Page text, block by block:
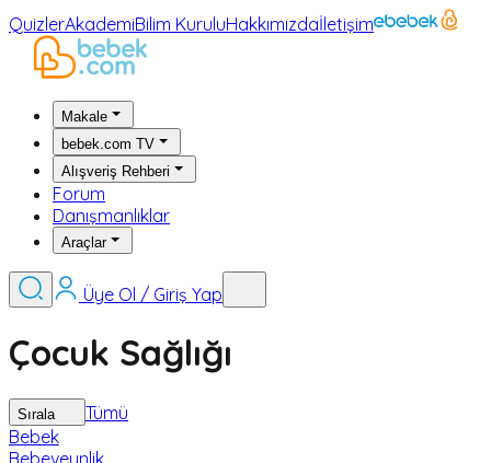
QuizlerAkademiBilim KuruluHakkımızdaİletişim
Makale
bebek.com TV
Alışveriş Rehberi
Forum
Danışmanlıklar
Araçlar
Üye Ol / Giriş Yap
Çocuk Sağlığı
Sırala
Tümü
Bebek
Bebeveynlik